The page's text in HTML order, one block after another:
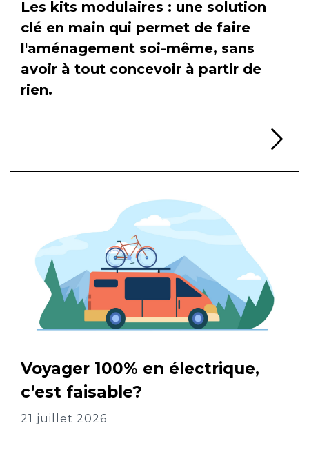
Les kits modulaires : une solution
clé en main qui permet de faire
l'aménagement soi-même, sans
avoir à tout concevoir à partir de
rien.
Voyager 100% en électrique,
c’est faisable?
21 juillet 2026